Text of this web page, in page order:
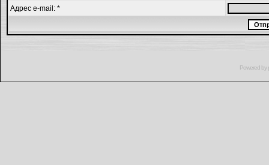
Адрес e-mail: *
Powered by